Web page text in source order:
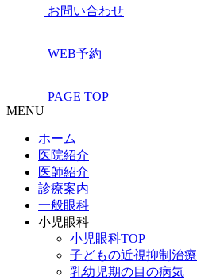
お問い合わせ
WEB予約
PAGE TOP
MENU
ホーム
医院紹介
医師紹介
診療案内
一般眼科
小児眼科
小児眼科TOP
子どもの近視抑制治療
乳幼児期の目の病気